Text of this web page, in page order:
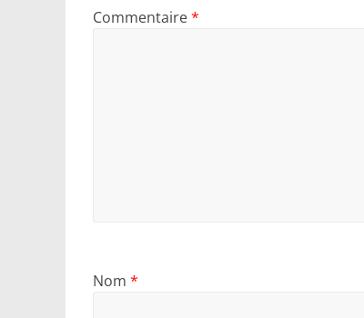
Commentaire*
Nom *